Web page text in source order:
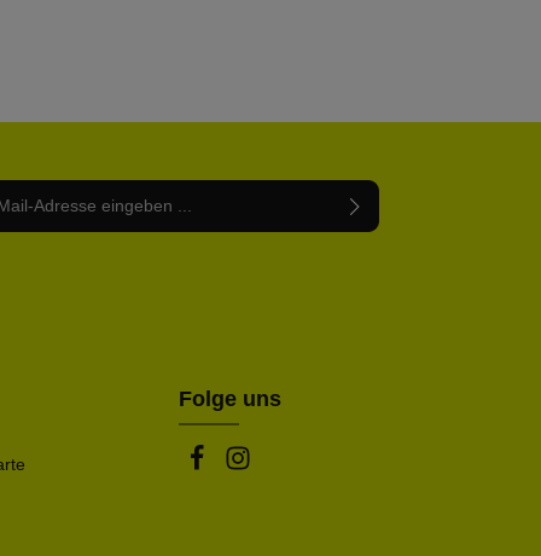
Folge uns